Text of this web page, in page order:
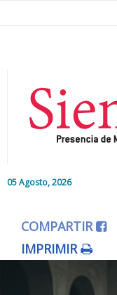
05 Agosto, 2026
Editorial
Nacional
COMPARTIR
IMPRIMIR